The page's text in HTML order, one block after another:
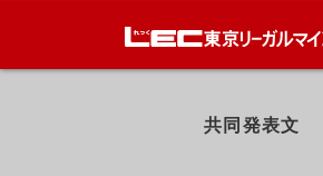
共同発表文